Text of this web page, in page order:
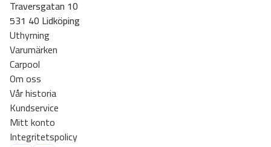
Traversgatan 10
531 40 Lidköping
Uthyrning
Varumärken
Carpool
Om oss
Vår historia
Kundservice
Mitt konto
Integritetspolicy